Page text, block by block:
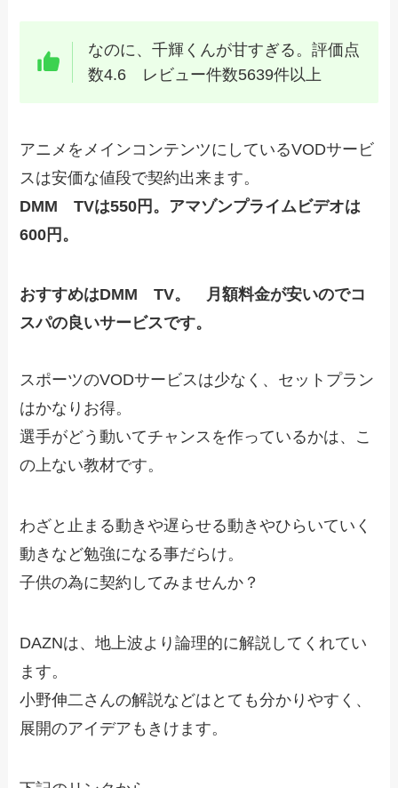
なのに、千輝くんが甘すぎる。評価点
数4.6 レビュー件数5639件以上
アニメをメインコンテンツにしているVODサービ
スは安価な値段で契約出来ます。
DMM TVは550円。アマゾンプライムビデオは
600円。
おすすめはDMM TV。 月額料金が安いのでコ
スパの良いサービスです。
スポーツのVODサービスは少なく、セットプラン
はかなりお得。
選手がどう動いてチャンスを作っているかは、こ
の上ない教材です。
わざと止まる動きや遅らせる動きやひらいていく
動きなど勉強になる事だらけ。
子供の為に契約してみませんか？
DAZNは、地上波より論理的に解説してくれてい
ます。
小野伸二さんの解説などはとても分かりやすく、
展開のアイデアもきけます。